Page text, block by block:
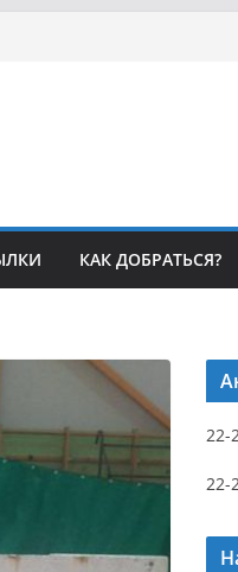
КАК ДОБРАТЬСЯ?
22-
22-